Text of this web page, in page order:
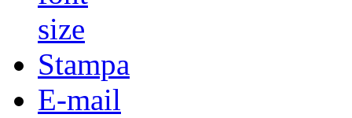
Stampa
E-mail